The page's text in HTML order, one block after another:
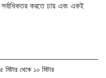
করতে চায় এবং একই
৫ মিটার থেকে ১০ মিটার